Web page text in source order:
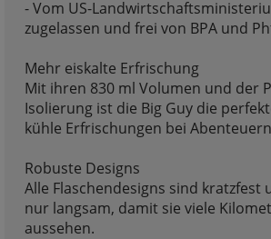
- Vom US-
zugelassen und frei von BPA und
Mehr eiskalte Erfrischung
Mit ihren 830 ml Volumen und der
Isolierung ist die Big Guy die
kühle Erfrischungen bei
Robuste Designs
Alle Flaschendesigns sind kratzfest
nur langsam, damit sie viele
aussehen.